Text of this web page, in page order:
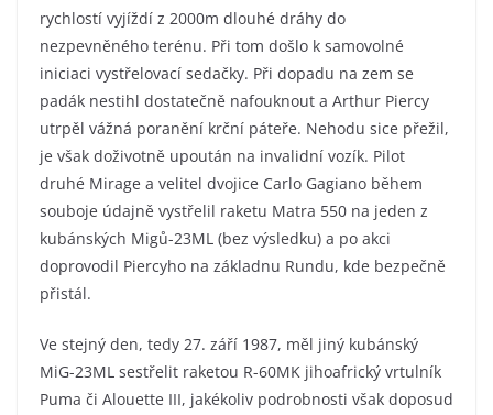
rychlostí vyjíždí z 2000m dlouhé dráhy do
nezpevněného terénu. Při tom došlo k samovolné
iniciaci vystřelovací sedačky. Při dopadu na zem se
padák nestihl dostatečně nafouknout a Arthur Piercy
utrpěl vážná poranění krční páteře. Nehodu sice přežil,
je však doživotně upoután na invalidní vozík. Pilot
druhé Mirage a velitel dvojice Carlo Gagiano během
souboje údajně vystřelil raketu Matra 550 na jeden z
kubánských Migů-23ML (bez výsledku) a po akci
doprovodil Piercyho na základnu Rundu, kde bezpečně
přistál.
Ve stejný den, tedy 27. září 1987, měl jiný kubánský
MiG-23ML sestřelit raketou R-60MK jihoafrický vrtulník
Puma či Alouette III, jakékoliv podrobnosti však doposud